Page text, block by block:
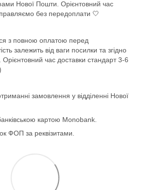
Нової Пошти. Орієнтовний час
без передоплати 🤍
з повною оплатою перед
залежить від ваги посилки та згідно
Орієнтовний час доставки стандарт 3-6
замовлення у відділенні Нової
картою Monobank.
ФОП за реквізитами.